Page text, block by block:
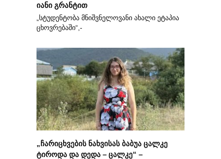
იანი გრანტით
„სტუდენტობა მნიშვნელოვანი ახალი ეტაპია
ცხოვრებაში“,-
„ჩარიცხვების ნახვისას ბაბუა ცალკე
ტიროდა და დედა – ცალკე“ –